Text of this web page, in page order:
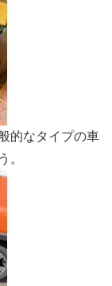
的なタイプの車
。